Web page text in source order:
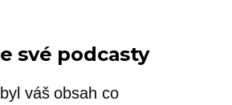
své podcasty
váš obsah co